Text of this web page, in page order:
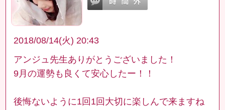
2018/08/14(火) 20:43
アンジュ先生ありがとうございました！
9月の運勢も良くて安心したー！！
後悔ないように1回1回大切に楽しんで来ますね